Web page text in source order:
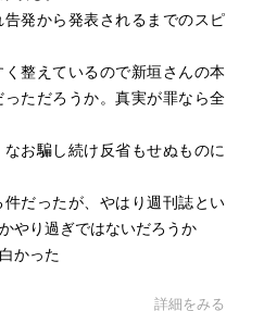
発から発表されるまでのスピ
整えているので新垣さんの本
ただろうか。真実が罪なら全
お騙し続け反省もせぬものに
だったが、やはり週刊誌とい
やり過ぎではないだろうか
かった
詳細をみる